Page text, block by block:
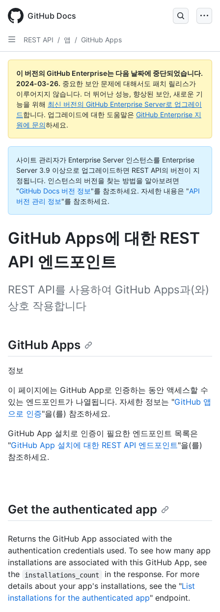
main
content
GitHub Docs
REST API / 앱 / GitHub Apps
이 버전의 GitHub Enterprise는 다음 날짜에 중단되었습니다.
2024-03-26. 중요한 보안 문제에 대해서도 패치 릴리스가
이루어지지 않습니다. 더 뛰어난 성능, 향상된 보안, 새로운 기
능을 위해 최신 버전의 GitHub Enterprise Server로 업그레이
드합니다. 업그레이드에 대한 도움말은 GitHub Enterprise 지
원에 문의하세요.
사이트 관리자가 Enterprise Server 인스턴스를 Enterprise
Server 3.9 이상으로 업그레이드하면 REST API의 버전이 지
정됩니다. 인스턴스의 버전을 찾는 방법을 알아보려면
"GitHub Docs 버전 정보"를 참조하세요. 자세한 내용은 "API
버전 관리 정보"를 참조하세요.
GitHub Apps에 대한 REST
API 엔드포인트
REST API를 사용하여 GitHub Apps과(와)
상호 작용합니다
GitHub Apps
정보
이 페이지에는 GitHub App로 인증하는 동안 액세스할 수
있는 엔드포인트가 나열됩니다. 자세한 정보는 "GitHub 앱
으로 인증"을(를) 참조하세요.
GitHub App 설치로 인증이 필요한 엔드포인트 목록은
"GitHub App 설치에 대한 REST API 엔드포인트"을(를)
참조하세요.
Get the authenticated app
Returns the GitHub App associated with the
authentication credentials used. To see how many app
installations are associated with this GitHub App, see
the
installations_count
in the response. For more
details about your app's installations, see the "List
installations for the authenticated app" endpoint.